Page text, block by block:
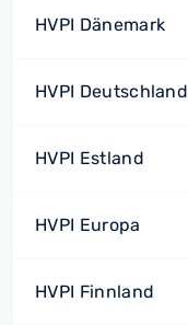
HVPI Dänemark
HVPI Deutschland
HVPI Estland
HVPI Europa
HVPI Finnland